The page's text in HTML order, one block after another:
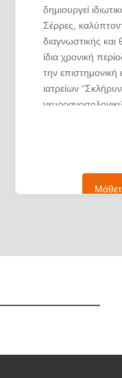
δημιουργεί
Σέρρες,
διαγνωστικής και
ίδια χρονική
την
ιατρείων
επιστημονική
Αραβικών
σειρά